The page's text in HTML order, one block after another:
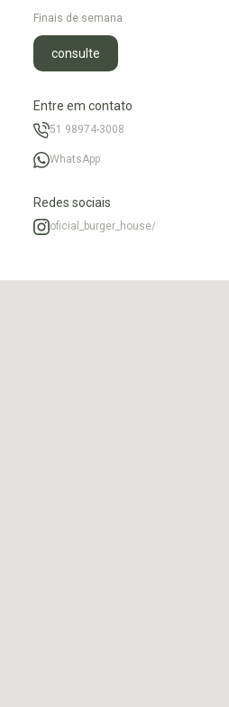
Finais de semana
consulte
Entre em contato
51 98974-3008
WhatsApp
Redes sociais
oficial_burger_house/